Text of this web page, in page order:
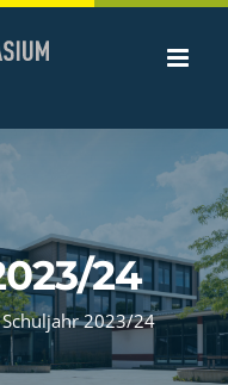
24
Schuljahr 2023/24